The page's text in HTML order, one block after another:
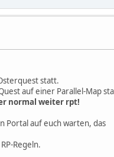
statt.
auf einer Parallel-Map
normal weiter rpt!
Portal auf euch warten, das
Regeln.